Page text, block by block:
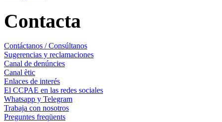
Contacta
Contáctanos / Consúltanos
Sugerencias y reclamaciones
Canal de denúncies
Canal ètic
Enlaces de interés
El CCPAE en las redes sociales
Whatsapp y Telegram
Trabaja con nosotros
Preguntes freqüents